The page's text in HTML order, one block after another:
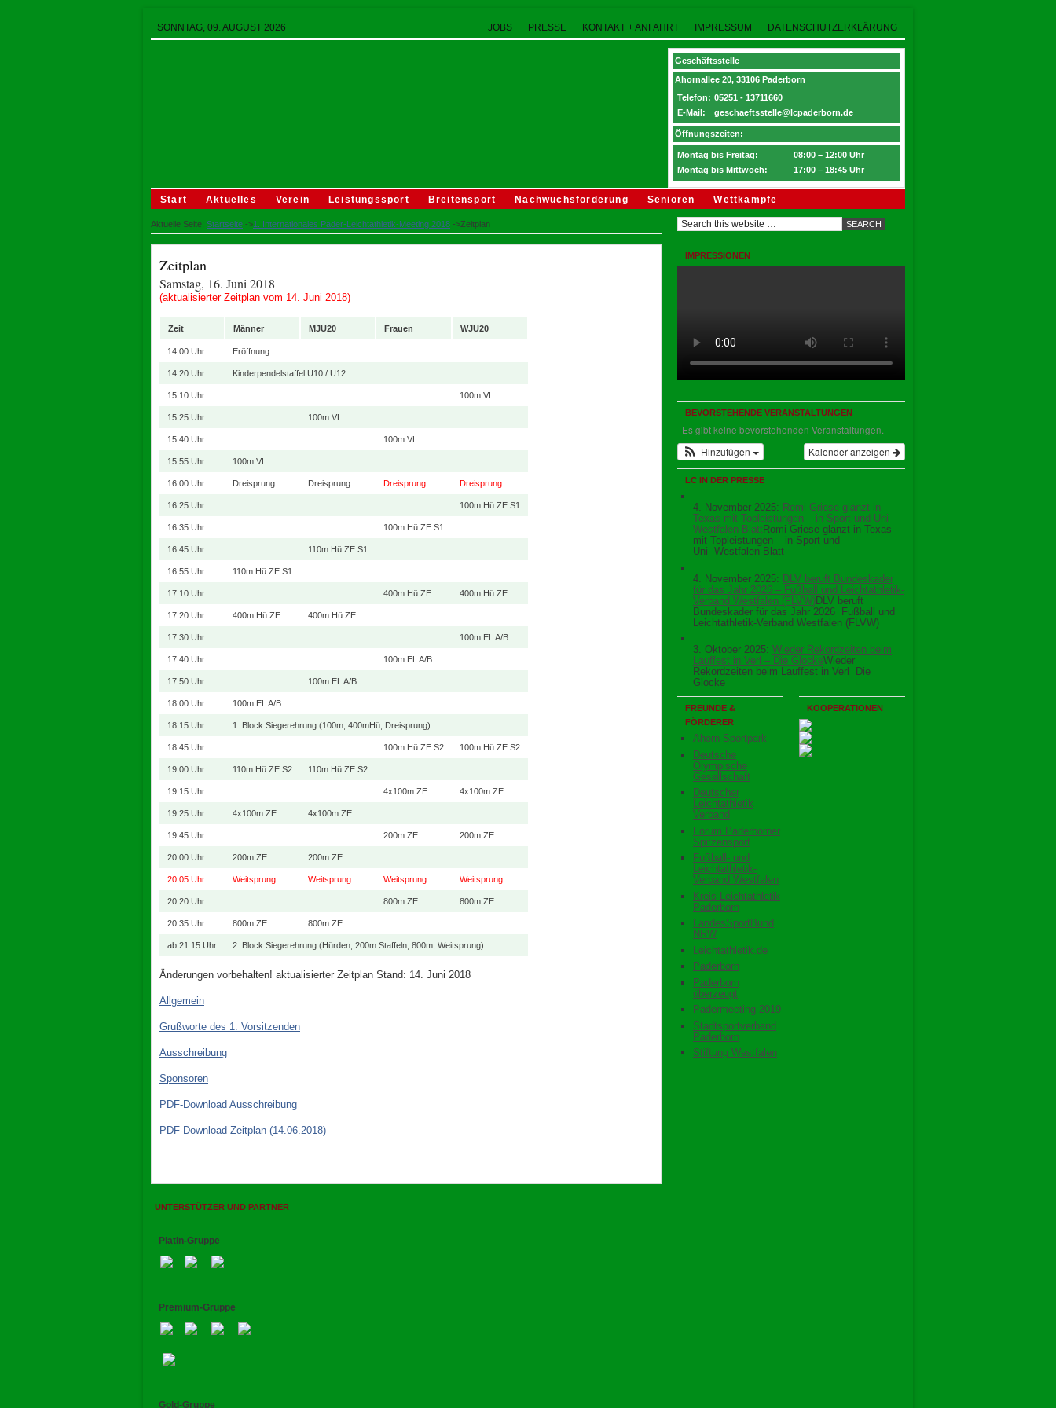
SONNTAG, 09. AUGUST 2026 JOBS PRESSE KONTAKT + ANFAHRT IMPRESSUM DATENSCHUTZERKLÄRUNG
Geschäftsstelle
Ahornallee 20, 33106 Paderborn
Telefon: 05251 - 13711660
E-Mail:
geschaeftsstelle@lcpaderborn.de
Öffnungszeiten:
Montag bis Freitag:
08:00 – 12:00 Uhr
Montag bis Mittwoch:
17:00 – 18:45 Uhr
Start Aktuelles Verein Leistungssport Breitensport Nachwuchsförderung Senioren Wettkämpfe
Aktuelle Seite: Startseite ->1. Internationales Pader-Leichtathletik-Meeting 2018 ->Zeitplan
Zeitplan
Samstag, 16. Juni 2018
(aktualisierter Zeitplan vom 14. Juni 2018)
Zeit Männer MJU20 Frauen WJU20
14.00 Uhr Eröffnung
14.20 Uhr Kinderpendelstaffel U10 / U12
15.10 Uhr 100m VL
15.25 Uhr 100m VL
15.40 Uhr 100m VL
15.55 Uhr 100m VL
16.00 Uhr Dreisprung Dreisprung Dreisprung Dreisprung
16.25 Uhr 100m Hü ZE S1
16.35 Uhr 100m Hü ZE S1
16.45 Uhr 110m Hü ZE S1
16.55 Uhr 110m Hü ZE S1
17.10 Uhr 400m Hü ZE 400m Hü ZE
17.20 Uhr 400m Hü ZE 400m Hü ZE
17.30 Uhr 100m EL A/B
17.40 Uhr 100m EL A/B
17.50 Uhr 100m EL A/B
18.00 Uhr 100m EL A/B
18.15 Uhr 1. Block Siegerehrung (100m, 400mHü, Dreisprung)
18.45 Uhr 100m Hü ZE S2 100m Hü ZE S2
19.00 Uhr 110m Hü ZE S2 110m Hü ZE S2
19.15 Uhr 4x100m ZE 4x100m ZE
19.25 Uhr 4x100m ZE 4x100m ZE
19.45 Uhr 200m ZE 200m ZE
20.00 Uhr 200m ZE 200m ZE
20.05 Uhr Weitsprung Weitsprung Weitsprung Weitsprung
20.20 Uhr 800m ZE 800m ZE
20.35 Uhr 800m ZE 800m ZE
ab 21.15 Uhr 2. Block Siegerehrung (Hürden, 200m Staffeln, 800m, Weitsprung)
Änderungen vorbehalten! aktualisierter Zeitplan Stand: 14. Juni 2018
Allgemein
Grußworte des 1. Vorsitzenden
Ausschreibung
Sponsoren
PDF-Download Ausschreibung
PDF-Download Zeitplan (14.06.2018)
IMPRESSIONEN
BEVORSTEHENDE VERANSTALTUNGEN
Es gibt keine bevorstehenden Veranstaltungen.
Kalender anzeigen
Hinzufügen
LC IN DER PRESSE
4. November 2025: Romi Griese glänzt in
Texas mit Topleistungen – in Sport und Uni –
Westfalen-BlattRomi Griese glänzt in Texas
mit Topleistungen – in Sport und
Uni Westfalen-Blatt
4. November 2025: DLV beruft Bundeskader
für das Jahr 2026 – Fußball und Leichtathletik-
Verband Westfalen (FLVW)DLV beruft
Bundeskader für das Jahr 2026 Fußball und
Leichtathletik-Verband Westfalen (FLVW)
3. Oktober 2025: Wieder Rekordzeiten beim
Lauffest in Verl – Die GlockeWieder
Rekordzeiten beim Lauffest in Verl Die
Glocke
FREUNDE &
FÖRDERER
Ahorn-Sportpark
Deutsche
Olympische
Gesellschaft
Deutscher
Leichtathletik
Verband
Forum Paderborner
Spitzensport
Fußball- und
Leichtathletik-
Verband Westfalen
Kreis-Leichtathletik
Paderborn
LandesSportBund
NRW
Leichtathletik.de
Paderborn
Paderborn
überzeugt
Padermeeting 2019
Stadtsportverband
Paderborn
Stiftung Westfalen
KOOPERATIONEN
UNTERSTÜTZER UND PARTNER
Platin-Gruppe
Premium-Gruppe
Gold-Gruppe